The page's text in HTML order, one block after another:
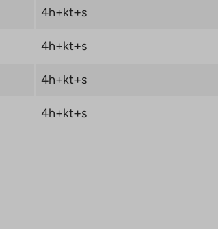
4h+kt+s
4h+kt+s
4h+kt+s
4h+kt+s